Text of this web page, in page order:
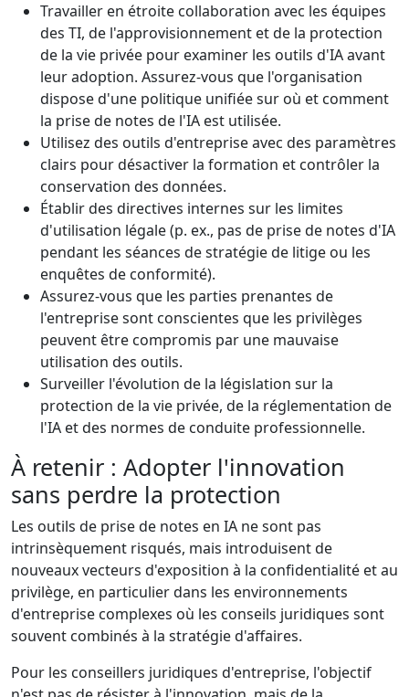
Travailler en étroite collaboration avec les équipes
des TI, de l'approvisionnement et de la protection
de la vie privée pour examiner les outils d'IA avant
leur adoption. Assurez-vous que l'organisation
dispose d'une politique unifiée sur où et comment
la prise de notes de l'IA est utilisée.
Utilisez des outils d'entreprise avec des paramètres
clairs pour désactiver la formation et contrôler la
conservation des données.
Établir des directives internes sur les limites
d'utilisation légale (p. ex., pas de prise de notes d'IA
pendant les séances de stratégie de litige ou les
enquêtes de conformité).
Assurez-vous que les parties prenantes de
l'entreprise sont conscientes que les privilèges
peuvent être compromis par une mauvaise
utilisation des outils.
Surveiller l'évolution de la législation sur la
protection de la vie privée, de la réglementation de
l'IA et des normes de conduite professionnelle.
À retenir : Adopter l'innovation
sans perdre la protection
Les outils de prise de notes en IA ne sont pas
intrinsèquement risqués, mais introduisent de
nouveaux vecteurs d'exposition à la confidentialité et au
privilège, en particulier dans les environnements
d'entreprise complexes où les conseils juridiques sont
souvent combinés à la stratégie d'affaires.
Pour les conseillers juridiques d'entreprise, l'objectif